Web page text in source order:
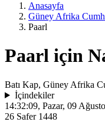
Anasayfa
Güney Afrika
Paarl
Paarl için
Batı Kap, Güney Afrika
İçindekiler
14:32:09, Pazar, 09
26 Safer 1448